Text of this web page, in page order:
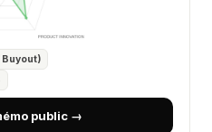
Buyout)
public →